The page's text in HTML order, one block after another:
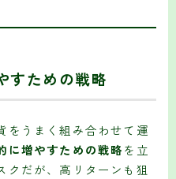
すための戦略
をうまく組み合わせて運
に増やすための戦略を立
クだが、高リターンも狙